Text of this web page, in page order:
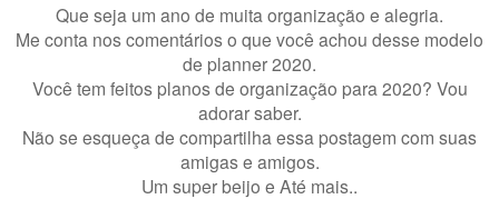
Que seja um ano de muita organização e alegria.
Me conta nos comentários o que você achou desse modelo
de planner 2020.
Você tem feitos planos de organização para 2020? Vou
adorar saber.
Não se esqueça de compartilha essa postagem com suas
amigas e amigos.
Um super beijo e Até mais..